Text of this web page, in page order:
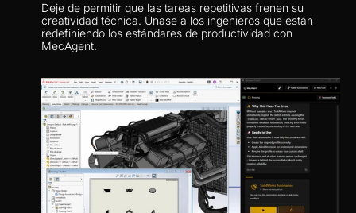
Deje de permitir que las tareas repetitivas frenen su
creatividad técnica. Únase a los ingenieros que están
redefiniendo los estándares de productividad con
MecAgent.